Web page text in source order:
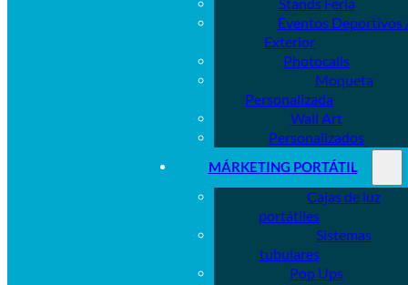
Stands Feria
Eventos Deportivos
Exterior
Photocalls
Moqueta
Personalizada
Wall Art
Personalizados
MÁRKETING PORTÁTIL
Cajas de luz
portátiles
Sistemas
tubulares
Pop Ups